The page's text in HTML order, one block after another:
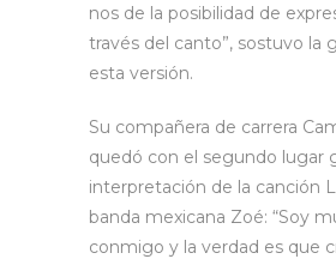
nos de la posibilidad de
través del canto”, sostuvo la
esta versión.
Su compañera de carrera
quedó con el segundo lugar
interpretación de la canción
banda mexicana Zoé: “Soy
conmigo y la verdad es que